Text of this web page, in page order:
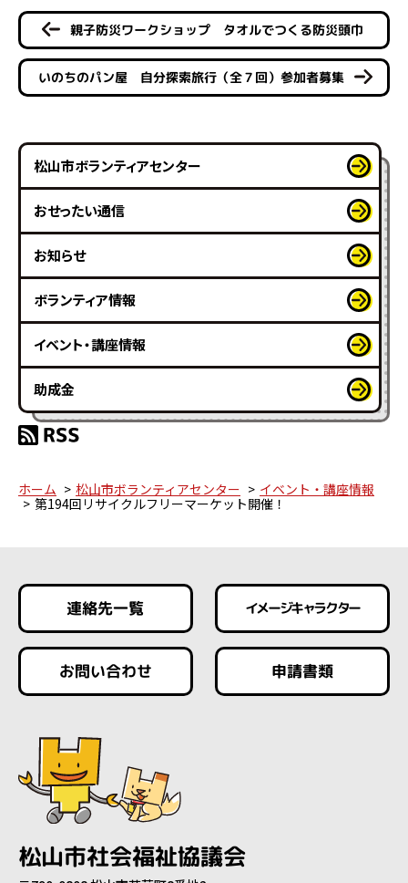
親子防災ワークショップ タオルでつくる防災頭巾
いのちのパン屋 自分探索旅行（全７回）参加者募集
松山市ボランティアセンター
おせったい通信
お知らせ
ボランティア情報
イベント・講座情報
助成金
ホーム 松山市ボランティアセンター
イベント・講座情報
第194回リサイクルフリーマーケット開催！
連絡先一覧 イメージキャラクター
お問い合わせ 申請書類
松山市社会福祉協議会